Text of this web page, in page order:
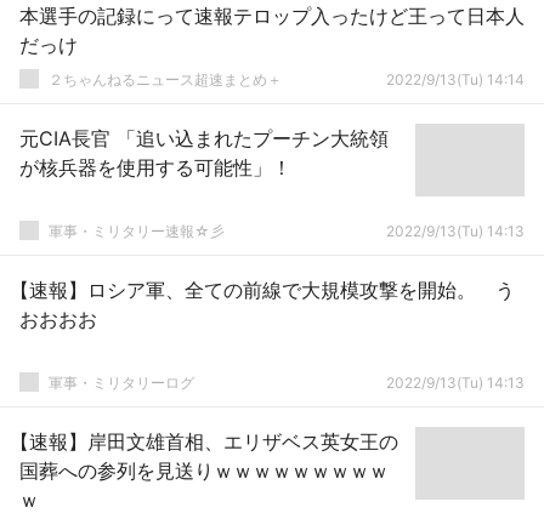
本選手の記録にって速報テロップ入ったけど王って日本人
だっけ
２ちゃんねるニュース超速まとめ＋ 2022/9/13(Tu) 14:14
元CIA長官 「追い込まれたプーチン大統領
が核兵器を使用する可能性」！
軍事・ミリタリー速報☆彡 2022/9/13(Tu) 14:13
【速報】ロシア軍、全ての前線で大規模攻撃を開始。 う
おおおお
軍事・ミリタリーログ 2022/9/13(Tu) 14:13
【速報】岸田文雄首相、エリザベス英女王の
国葬への参列を見送りｗｗｗｗｗｗｗｗｗ
ｗ